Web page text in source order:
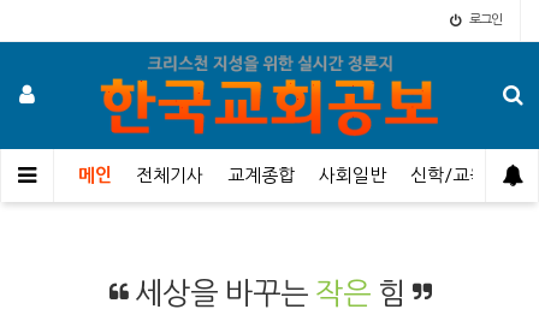
로그인
메인 전체기사 교계종합 사회일반 신학/교육 오
세상을 바꾸는 작은힘